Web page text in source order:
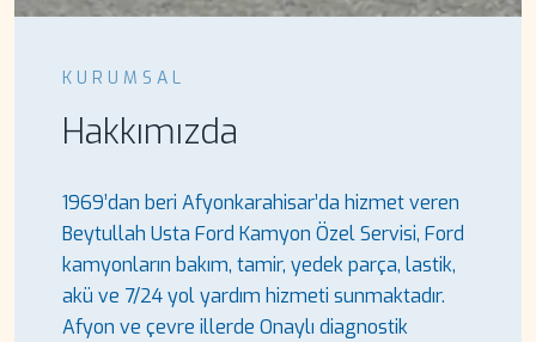
KURUMSAL
Hakkımızda
1969’dan beri Afyonkarahisar’da hizmet veren
Beytullah Usta Ford Kamyon Özel Servisi, Ford
kamyonların bakım, tamir, yedek parça, lastik,
akü ve 7/24 yol yardım hizmeti sunmaktadır.
Afyon ve çevre illerde Onaylı diagnostik